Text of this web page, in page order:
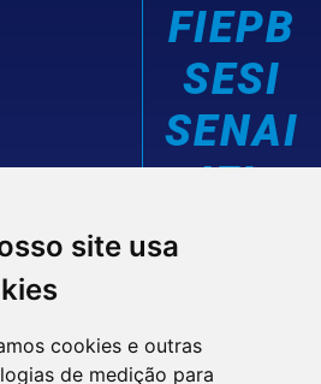
site usa
cookies e outras
de medição para
-
FIEPB
SESI
SENAI
IEL